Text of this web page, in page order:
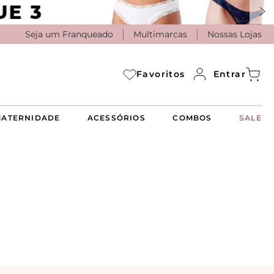
Seja um Franqueado Multimarcas Nossas Lojas
Favoritos Entrar
ACESSÓRIOS COMBOS SALE